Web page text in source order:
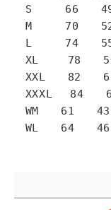
S 66
M 70
L 74
XL 78
XXL 82
XXXL 84
WM 61
WL 64